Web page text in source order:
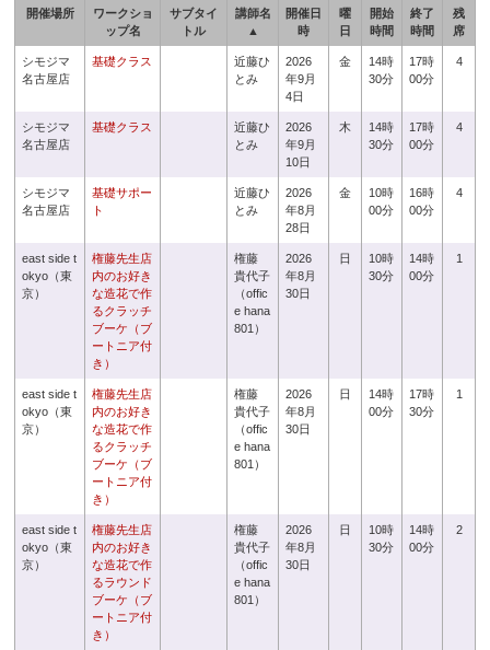
開催場所
ワークショ
ップ名
サブタイ
トル
講師名
▲
開催日
時
曜
日
開始
時間
終了
時間
残
席
シモジマ
名古屋店
基礎クラス
近藤ひ
とみ
2026
年9月
4日
金
14時
30分
17時
00分
4
シモジマ
名古屋店
基礎クラス
近藤ひ
とみ
2026
年9月
10日
木
14時
30分
17時
00分
4
シモジマ
名古屋店
基礎サポー
ト
近藤ひ
とみ
2026
年8月
28日
金
10時
00分
16時
00分
4
east side t
okyo（東
京）
権藤先生店
内のお好き
な造花で作
るクラッチ
ブーケ（ブ
ートニア付
き）
権藤
貴代子
（offic
e hana
801）
2026
年8月
30日
日
10時
30分
14時
00分
1
east side t
okyo（東
京）
権藤先生店
内のお好き
な造花で作
るクラッチ
ブーケ（ブ
ートニア付
き）
権藤
貴代子
（offic
e hana
801）
2026
年8月
30日
日
14時
00分
17時
30分
1
east side t
okyo（東
京）
権藤先生店
内のお好き
な造花で作
るラウンド
ブーケ（ブ
ートニア付
き）
権藤
貴代子
（offic
e hana
801）
2026
年8月
30日
日
10時
30分
14時
00分
2